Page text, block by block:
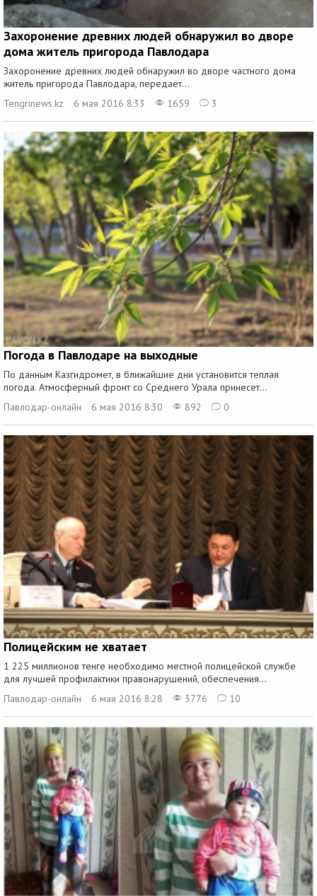
Захоронение древних людей обнаружил во дворе
дома житель пригорода Павлодара
Захоронение древних людей обнаружил во дворе частного дома
житель пригорода Павлодара, передает...
Tengrinews.kz
6 мая 2016 8:33 1659 3
Погода в Павлодаре на выходные
По данным Казгидромет, в ближайшие дни установится теплая
погода. Атмосферный фронт со Среднего Урала принесет...
Павлодар-онлайн
6 мая 2016 8:30 892 0
Полицейским не хватает
1 225 миллионов тенге необходимо местной полицейской службе
для лучшей профилактики правонарушений, обеспечения...
Павлодар-онлайн
6 мая 2016 8:28 3776 10